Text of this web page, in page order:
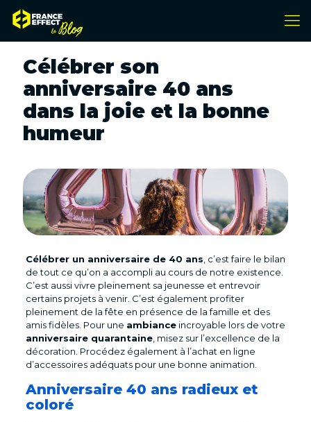
Célébrer son
anniversaire 40 ans
dans la joie et la bonne
humeur
Célébrer un anniversaire de 40 ans , c’est faire le bilan
de tout ce qu’on a accompli au cours de notre existence.
C’est aussi vivre pleinement sa jeunesse et entrevoir
certains projets à venir. C’est également profiter
pleinement de la fête en présence de la famille et des
amis fidèles. Pour une ambianceincroyable lors de votre
anniversaire quarantaine, misez sur l’excellence de la
décoration. Procédez également à l’achat en ligne
d’accessoires adéquats pour une bonne animation.
Anniversaire 40 ans radieux et
coloré